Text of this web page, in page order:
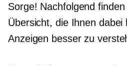
Sorge! Nachfolgend
Übersicht, die Ihnen dabei
Anzeigen besser zu